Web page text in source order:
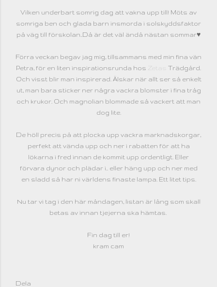
Vilken underbart somrig dag att vakna upp till! Möts av
somriga ben och glada barn insmorda i solskyddsfaktor
på väg till förskolan..Då är det väl ändå nästan sommar♥
Förra veckan begav jag mig, tillsammans med min fina vän
Petra, för en liten inspirationsrunda hos
Zetas
Trädgård.
Och visst blir man inspirerad. Älskar när allt ser så enkelt
ut, man bara sticker ner några vackra blomster i fina tråg
och krukor. Och magnolian blommade så vackert att man
dog lite.
De höll precis på att plocka upp vackra marknadskorgar,
perfekt att vända upp och ner i rabatten för att ha
lökarna i fred innan de kommit upp ordentligt. Eller
förvara dynor och plädar i.. eller häng upp och ner med
en sladd så har ni världens finaste lampa. Ett litet tips.
Nu tar vi tag i den här måndagen, listan är lång som skall
betas av innan tjejerna ska hämtas.
Fin dag till er!
kram cam
Dela